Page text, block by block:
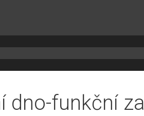
dno-funkční